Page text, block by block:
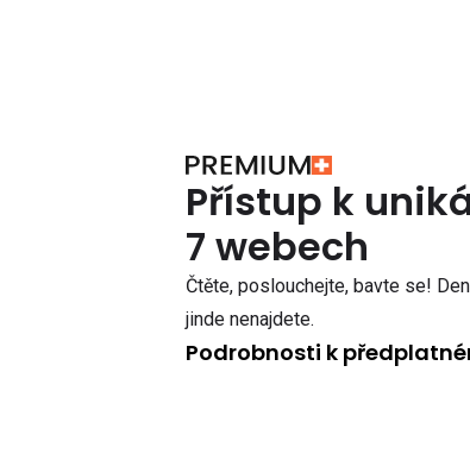
Přístup k
7 webech
Čtěte, poslouchejte, bavte se!
jinde nenajdete.
Podrobnosti k